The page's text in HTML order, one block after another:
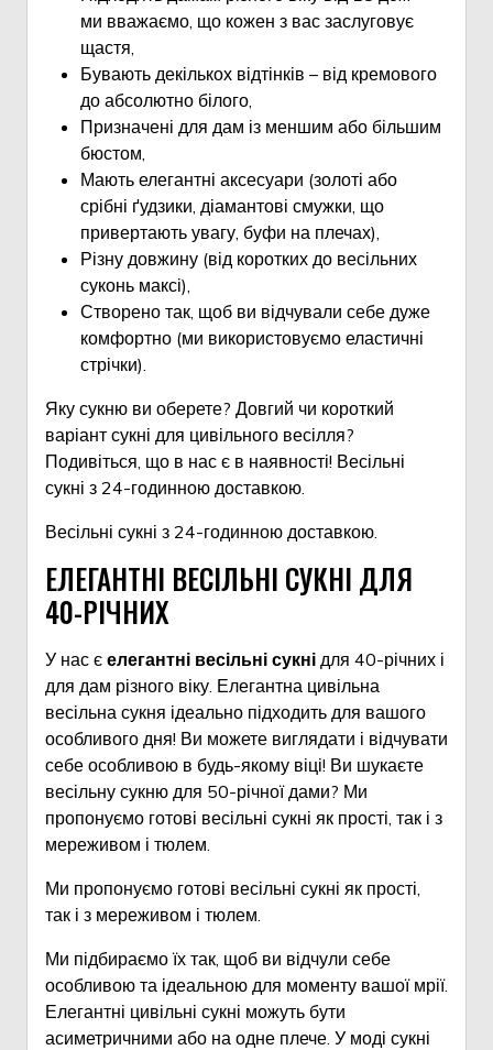
ми вважаємо, що кожен з вас заслуговує
щастя,
Бувають декількох відтінків – від кремового
до абсолютно білого,
Призначені для дам із меншим або більшим
бюстом,
Мають елегантні аксесуари (золоті або
срібні ґудзики, діамантові смужки, що
привертають увагу, буфи на плечах),
Різну довжину (від коротких до весільних
суконь максі),
Створено так, щоб ви відчували себе дуже
комфортно (ми використовуємо еластичні
стрічки).
Яку сукню ви оберете? Довгий чи короткий
варіант сукні для цивільного весілля?
Подивіться, що в нас є в наявності! Весільні
сукні з 24-годинною доставкою.
Весільні сукні з 24-годинною доставкою.
ЕЛЕГАНТНІ ВЕСІЛЬНІ СУКНІ ДЛЯ
40-РІЧНИХ
У нас є елегантні весільні сукні для 40-річних і
для дам різного віку. Елегантна цивільна
весільна сукня ідеально підходить для вашого
особливого дня! Ви можете виглядати і відчувати
себе особливою в будь-якому віці! Ви шукаєте
весільну сукню для 50-річної дами? Ми
пропонуємо готові весільні сукні як прості, так і з
мереживом і тюлем.
Ми пропонуємо готові весільні сукні як прості,
так і з мереживом і тюлем.
Ми підбираємо їх так, щоб ви відчули себе
особливою та ідеальною для моменту вашої мрії.
Елегантні цивільні сукні можуть бути
асиметричними або на одне плече. У моді сукні